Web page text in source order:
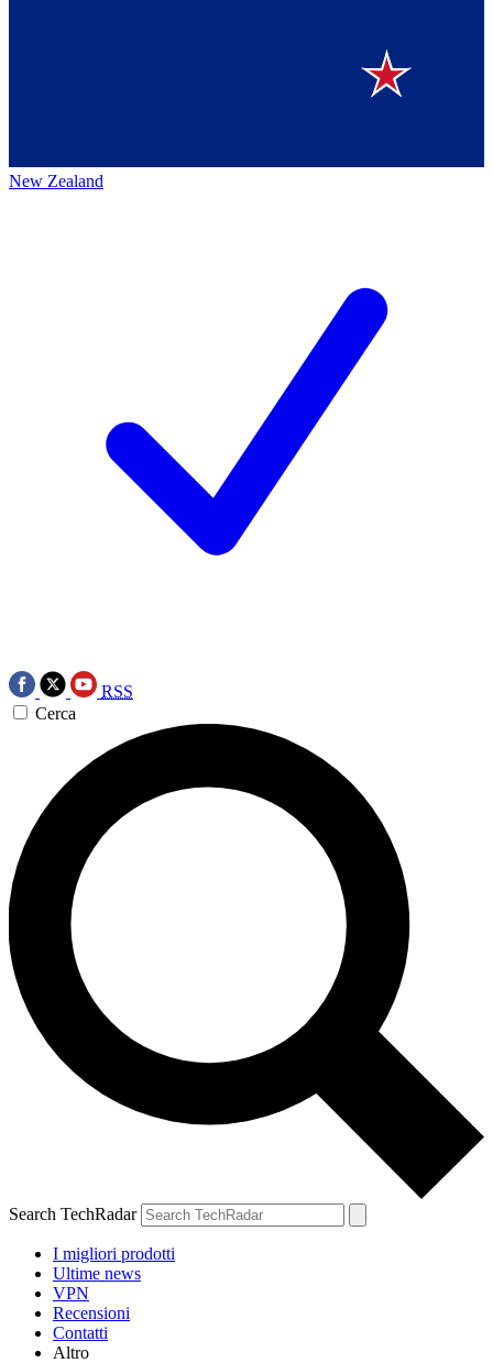
New Zealand
RSS
Cerca
Search TechRadar
I migliori prodotti
Ultime news
VPN
Recensioni
Contatti
Altro